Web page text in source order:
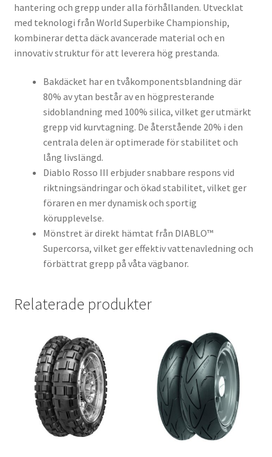
hantering och grepp under alla förhållanden. Utvecklat
med teknologi från World Superbike Championship,
kombinerar detta däck avancerade material och en
innovativ struktur för att leverera hög prestanda.
Bakdäcket har en tvåkomponentsblandning där
80% av ytan består av en högpresterande
sidoblandning med 100% silica, vilket ger utmärkt
grepp vid kurvtagning. De återstående 20% i den
centrala delen är optimerade för stabilitet och
lång livslängd.
Diablo Rosso III erbjuder snabbare respons vid
riktningsändringar och ökad stabilitet, vilket ger
föraren en mer dynamisk och sportig
körupplevelse.
Mönstret är direkt hämtat från DIABLO™
Supercorsa, vilket ger effektiv vattenavledning och
förbättrat grepp på våta vägbanor.
Relaterade produkter